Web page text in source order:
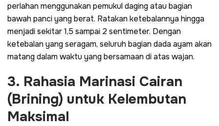
perlahan menggunakan pemukul daging atau bagian
bawah panci yang berat. Ratakan ketebalannya hingga
menjadi sekitar 1,5 sampai 2 sentimeter. Dengan
ketebalan yang seragam, seluruh bagian dada ayam akan
matang dalam waktu yang bersamaan di atas wajan.
3. Rahasia Marinasi Cairan
(Brining) untuk Kelembutan
Maksimal